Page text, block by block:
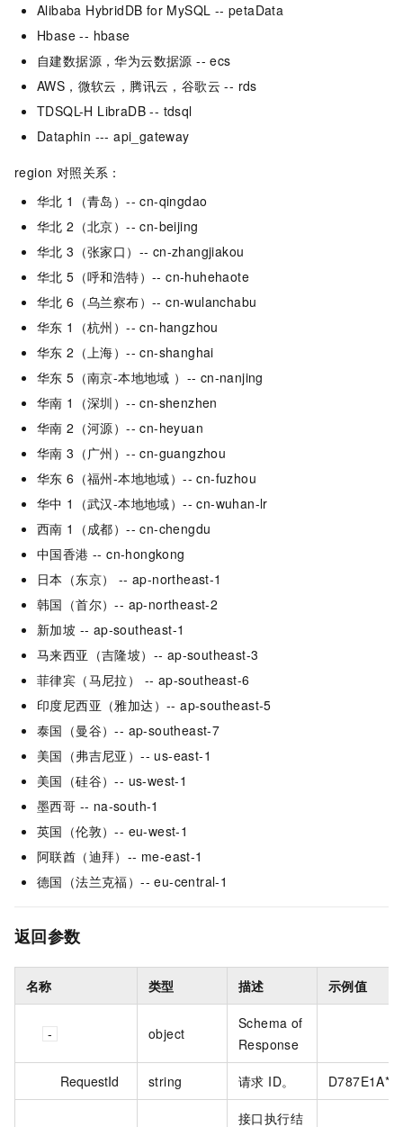
Alibaba HybridDB for MySQL -- petaData
Hbase -- hbase
自建数据源，华为云数据源 -- ecs
AWS，微软云，腾讯云，谷歌云 -- rds
TDSQL-H LibraDB -- tdsql
Dataphin --- api_gateway
region 对照关系：
华北 1（青岛）-- cn-qingdao
华北 2（北京）-- cn-beijing
华北 3（张家口）-- cn-zhangjiakou
华北 5（呼和浩特）-- cn-huhehaote
华北 6（乌兰察布）-- cn-wulanchabu
华东 1（杭州）-- cn-hangzhou
华东 2（上海）-- cn-shanghai
华东 5（南京-本地地域 ）-- cn-nanjing
华南 1（深圳）-- cn-shenzhen
华南 2（河源）-- cn-heyuan
华南 3（广州）-- cn-guangzhou
华东 6（福州-本地地域）-- cn-fuzhou
华中 1（武汉-本地地域）-- cn-wuhan-lr
西南 1（成都）-- cn-chengdu
中国香港 -- cn-hongkong
日本（东京） -- ap-northeast-1
韩国（首尔）-- ap-northeast-2
新加坡 -- ap-southeast-1
马来西亚（吉隆坡）-- ap-southeast-3
菲律宾（马尼拉） -- ap-southeast-6
印度尼西亚（雅加达）-- ap-southeast-5
泰国（曼谷）-- ap-southeast-7
美国（弗吉尼亚）-- us-east-1
美国（硅谷）-- us-west-1
墨西哥 -- na-south-1
英国（伦敦）-- eu-west-1
阿联酋（迪拜）-- me-east-1
德国（法兰克福）-- eu-central-1
返回参数
名称 类型 描述 示例值
object
Schema of
Response
RequestId string 请求 ID。
接口执行结